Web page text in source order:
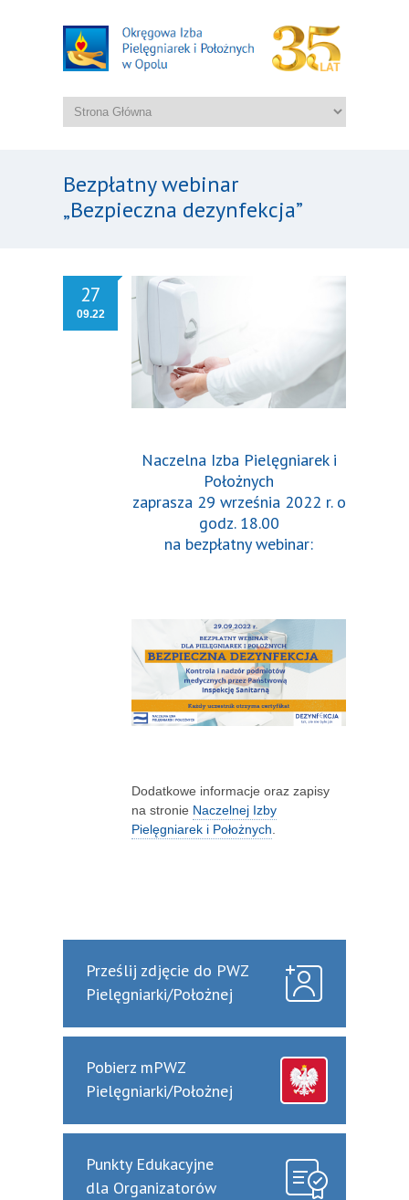
Bezpłatny webinar
„Bezpieczna dezynfekcja”
27
09.22
Naczelna Izba Pielęgniarek i
Położnych
zaprasza 29 września 2022 r. o
godz. 18.00
na bezpłatny webinar:
Dodatkowe informacje oraz zapisy
na stronie Naczelnej Izby
Pielęgniarek i Położnych
Prześlij zdjęcie do PWZ
Pielęgniarki/Położnej
Pobierz mPWZ
Pielęgniarki/Położnej
Punkty Edukacyjne
dla Organizatorów